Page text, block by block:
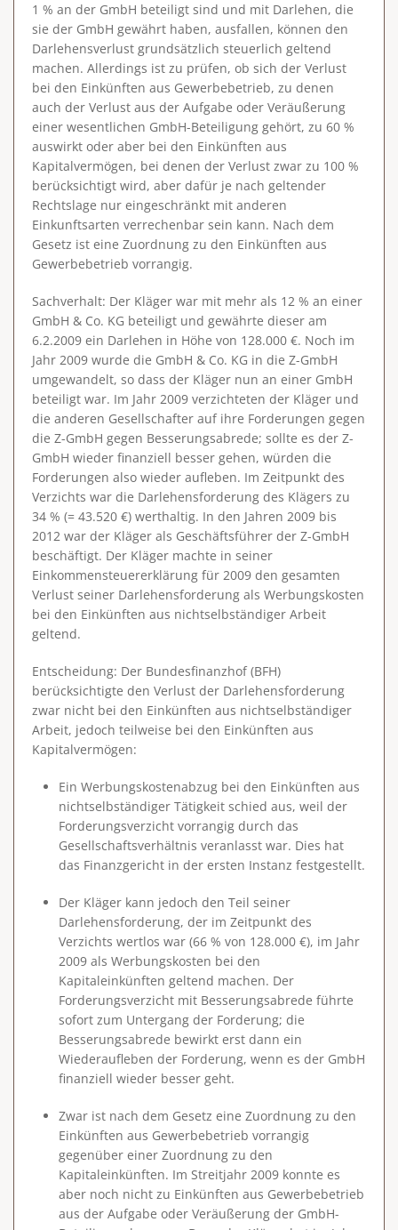
1 % an der GmbH beteiligt sind und mit Darlehen, die
sie der GmbH gewährt haben, ausfallen, können den
Darlehensverlust grundsätzlich steuerlich geltend
machen. Allerdings ist zu prüfen, ob sich der Verlust
bei den Einkünften aus Gewerbebetrieb, zu denen
auch der Verlust aus der Aufgabe oder Veräußerung
einer wesentlichen GmbH-Beteiligung gehört, zu 60 %
auswirkt oder aber bei den Einkünften aus
Kapitalvermögen, bei denen der Verlust zwar zu 100 %
berücksichtigt wird, aber dafür je nach geltender
Rechtslage nur eingeschränkt mit anderen
Einkunftsarten verrechenbar sein kann. Nach dem
Gesetz ist eine Zuordnung zu den Einkünften aus
Gewerbebetrieb vorrangig.
Sachverhalt: Der Kläger war mit mehr als 12 % an einer
GmbH & Co. KG beteiligt und gewährte dieser am
6.2.2009 ein Darlehen in Höhe von 128.000 €. Noch im
Jahr 2009 wurde die GmbH & Co. KG in die Z-GmbH
umgewandelt, so dass der Kläger nun an einer GmbH
beteiligt war. Im Jahr 2009 verzichteten der Kläger und
die anderen Gesellschafter auf ihre Forderungen gegen
die Z-GmbH gegen Besserungsabrede; sollte es der Z-
GmbH wieder finanziell besser gehen, würden die
Forderungen also wieder aufleben. Im Zeitpunkt des
Verzichts war die Darlehensforderung des Klägers zu
34 % (= 43.520 €) werthaltig. In den Jahren 2009 bis
2012 war der Kläger als Geschäftsführer der Z-GmbH
beschäftigt. Der Kläger machte in seiner
Einkommensteuererklärung für 2009 den gesamten
Verlust seiner Darlehensforderung als Werbungskosten
bei den Einkünften aus nichtselbständiger Arbeit
geltend.
Entscheidung: Der Bundesfinanzhof (BFH)
berücksichtigte den Verlust der Darlehensforderung
zwar nicht bei den Einkünften aus nichtselbständiger
Arbeit, jedoch teilweise bei den Einkünften aus
Kapitalvermögen:
Ein Werbungskostenabzug bei den Einkünften aus
nichtselbständiger Tätigkeit schied aus, weil der
Forderungsverzicht vorrangig durch das
Gesellschaftsverhältnis veranlasst war. Dies hat
das Finanzgericht in der ersten Instanz festgestellt.
Der Kläger kann jedoch den Teil seiner
Darlehensforderung, der im Zeitpunkt des
Verzichts wertlos war (66 % von 128.000 €), im Jahr
2009 als Werbungskosten bei den
Kapitaleinkünften geltend machen. Der
Forderungsverzicht mit Besserungsabrede führte
sofort zum Untergang der Forderung; die
Besserungsabrede bewirkt erst dann ein
Wiederaufleben der Forderung, wenn es der GmbH
finanziell wieder besser geht.
Zwar ist nach dem Gesetz eine Zuordnung zu den
Einkünften aus Gewerbebetrieb vorrangig
gegenüber einer Zuordnung zu den
Kapitaleinkünften. Im Streitjahr 2009 konnte es
aber noch nicht zu Einkünften aus Gewerbebetrieb
aus der Aufgabe oder Veräußerung der GmbH-